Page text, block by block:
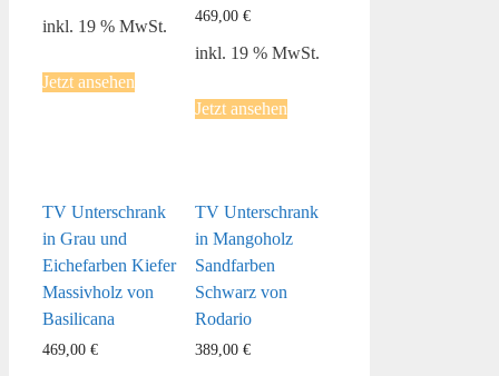
inkl. 19 % MwSt.
Jetzt ansehen
469,00€
inkl. 19 % MwSt.
Jetzt ansehen
TV Unterschrank
in Grau und
Eichefarben Kiefer
Massivholz von
Basilicana
469,00 €
TV Unterschrank
in Mangoholz
Sandfarben
Schwarz von
Rodario
389,00€